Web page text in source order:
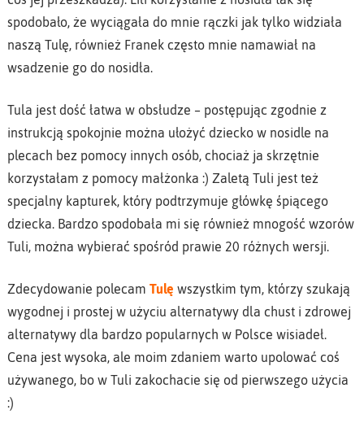
spodobało, że wyciągała do mnie rączki jak tylko widziała
naszą Tulę, również Franek często mnie namawiał na
wsadzenie go do nosidła.
Tula jest dość łatwa w obsłudze – postępując zgodnie z
instrukcją spokojnie można ułożyć dziecko w nosidle na
plecach bez pomocy innych osób, chociaż ja skrzętnie
korzystałam z pomocy małżonka :) Zaletą Tuli jest też
specjalny kapturek, który podtrzymuje główkę śpiącego
dziecka. Bardzo spodobała mi się również mnogość wzorów
Tuli, można wybierać spośród prawie 20 różnych wersji.
Zdecydowanie polecam Tulę wszystkim tym, którzy szukają
wygodnej i prostej w użyciu alternatywy dla chust i zdrowej
alternatywy dla bardzo popularnych w Polsce wisiadeł.
Cena jest wysoka, ale moim zdaniem warto upolować coś
używanego, bo w Tuli zakochacie się od pierwszego użycia
:)